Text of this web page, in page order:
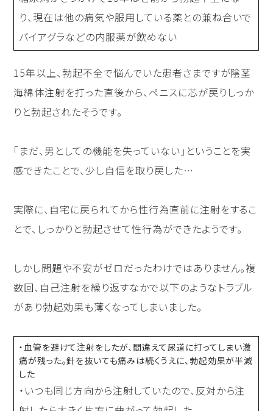
り、現在は他の病気や服用している薬との兼ね合いで
バイアグラなどの内服薬が飲めない
15年以上、勃起不全で悩んでいた患者さまですが陰茎
海綿体注射を打った直後から、ペニスに芯が戻りしっか
りと勃起されたそうです。
「まだ、男としての機能を失っていない」ということを実
感できたことで、少し自信を取り戻した…
実際に、自宅に戻られてから性行為直前に注射をするこ
とで、しっかりと勃起させて性行為ができたようです。
しかし問題や不安がゼロだったわけではありません。複
数回、自己注射を繰り返すなかで以下のようなトラブル
があり勃起効果も薄くなってしまいました。
・血管を避けて注射をしたが、間違えて尿道に打ってしまい激
痛が残った。針を抜いても痛みは続くうえに、勃起効果が半減
した
・いつも同じ方向から注射していたので、反対から注